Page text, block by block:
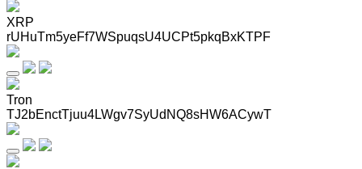
XRP
rUHuTm5yeFf7WSpuqsU4UCPt5pkqBxKTPF
Tron
TJ2bEnctTjuu4LWgv7SyUdNQ8sHW6ACywT